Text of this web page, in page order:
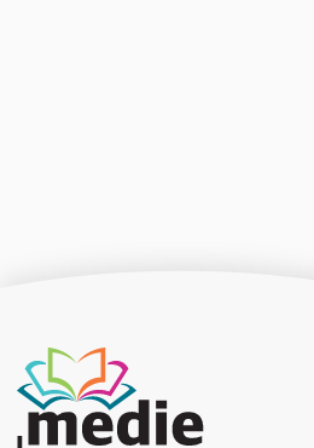
Producerad av Gota